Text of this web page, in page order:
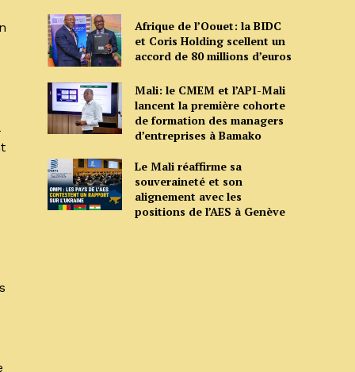
Afrique de l’Oouet: la BIDC
et Coris Holding scellent un
accord de 80 millions d’euros
Mali: le CMEM et l’API-Mali
lancent la première cohorte
de formation des managers
d’entreprises à Bamako
Le Mali réaffirme sa
souveraineté et son
alignement avec les
positions de l’AES à Genève